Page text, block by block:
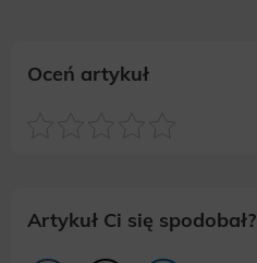
Oceń artykuł
Artykuł Ci się spodobał?